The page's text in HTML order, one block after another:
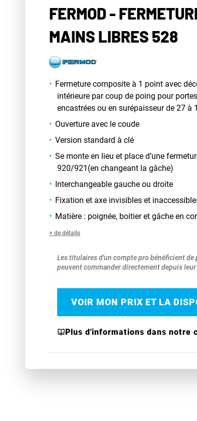
FERMOD -
MAINS LIBRES 528
Fermeture composite à 1 point avec
intérieure par coup de poing pour
encastrées ou en surépaisseur de 27 à
Ouverture avec le coude
Version standard à clé
Se monte en lieu et place d’une
920/921(en changeant la gâche)
Interchangeable gauche ou droite
Fixation et axe invisibles et
Matière : poignée, boitier et gâche en
+ de détails
Les titulaires d'un compte pro bénéficient de
peuvent commander directement depuis leur
VOIR MON PRIX ET LA
Plus d'informations dans notre